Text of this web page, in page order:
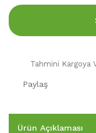
Tahmini Kargoya
Paylaş
Ürün Açıklaması